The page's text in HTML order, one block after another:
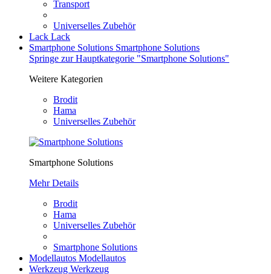
Transport
Universelles Zubehör
Lack Lack
Smartphone Solutions Smartphone Solutions
Springe zur Hauptkategorie "Smartphone Solutions"
Weitere Kategorien
Brodit
Hama
Universelles Zubehör
Smartphone Solutions
Mehr Details
Brodit
Hama
Universelles Zubehör
Smartphone Solutions
Modellautos Modellautos
Werkzeug Werkzeug